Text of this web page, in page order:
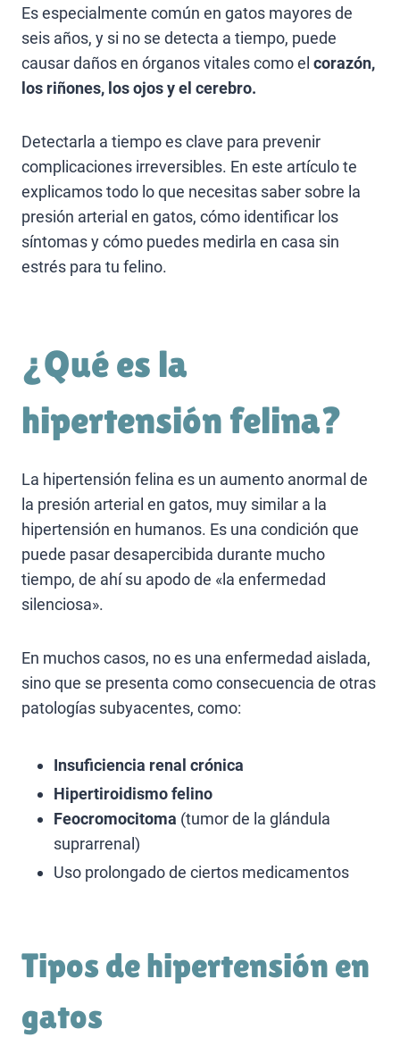
Es especialmente común en gatos mayores de
seis años, y si no se detecta a tiempo, puede
causar daños en órganos vitales como el corazón,
los riñones, los ojos y el cerebro.
Detectarla a tiempo es clave para prevenir
complicaciones irreversibles. En este artículo te
explicamos todo lo que necesitas saber sobre la
presión arterial en gatos, cómo identificar los
síntomas y cómo puedes medirla en casa sin
estrés para tu felino.
¿Qué es la
hipertensión felina?
La hipertensión felina es un aumento anormal de
la presión arterial en gatos, muy similar a la
hipertensión en humanos. Es una condición que
puede pasar desapercibida durante mucho
tiempo, de ahí su apodo de «la enfermedad
silenciosa».
En muchos casos, no es una enfermedad aislada,
sino que se presenta como consecuencia de otras
patologías subyacentes, como:
Insuficiencia renal crónica
Hipertiroidismo felino
Feocromocitoma (tumor de la glándula
suprarrenal)
Uso prolongado de ciertos medicamentos
Tipos de hipertensión en
gatos